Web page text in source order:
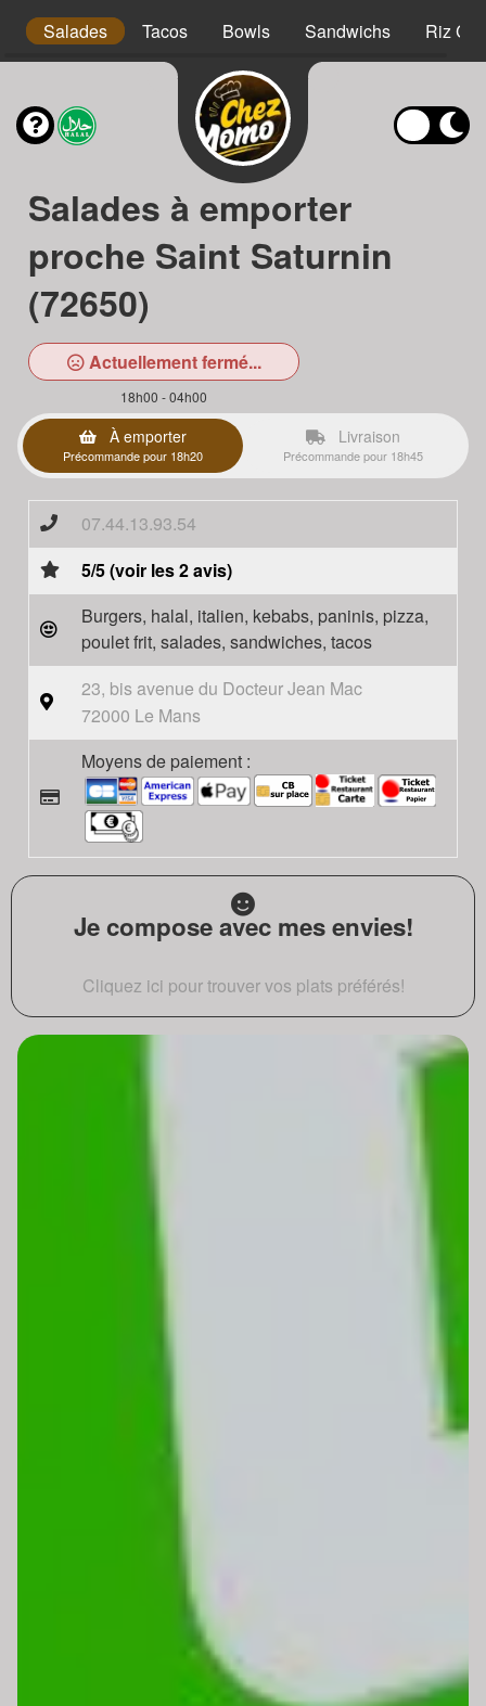
Salades Tacos Bowls Sandwichs Riz
Salades à emporter
proche Saint Saturnin
(72650)
Actuellement fermé...
18h00 - 04h00
À emporter
Précommande pour 18h20
Livraison
Précommande pour 18h45
07.44.13.93.54
5/5 (voir les 2 avis)
Burgers, halal, italien, kebabs, paninis, pizza,
poulet frit, salades, sandwiches, tacos
23, bis avenue du Docteur Jean Mac
72000 Le Mans
Moyens de paiement :
Je compose avec mes envies!
Cliquez ici pour trouver vos plats préférés!